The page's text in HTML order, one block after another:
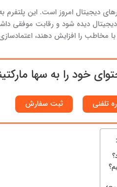
دیجیتال امروز است. این
دیده شود و رقابت موفقی
مخاطب را افزایش دهند،
خود را به سها
تلفنی ثبت سفارش